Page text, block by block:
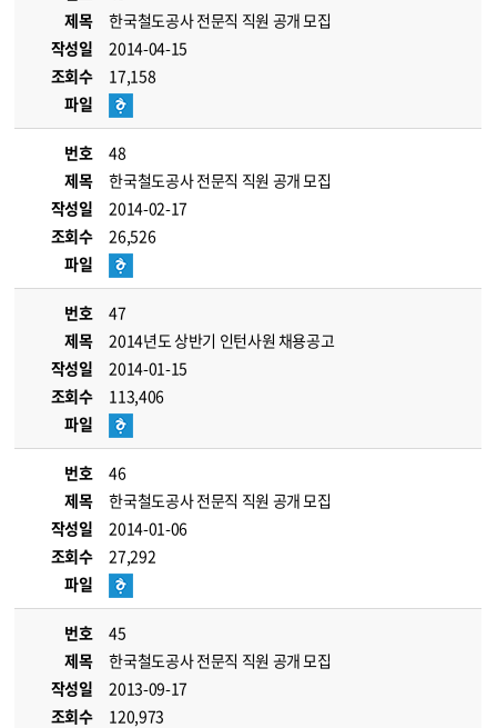
제목
한국철도공사 전문직 직원 공개 모집
작성일
2014-04-15
조회수
17,158
파일
번호
48
제목
한국철도공사 전문직 직원 공개 모집
작성일
2014-02-17
조회수
26,526
파일
번호
47
제목
2014년도 상반기 인턴사원 채용공고
작성일
2014-01-15
조회수
113,406
파일
번호
46
제목
한국철도공사 전문직 직원 공개 모집
작성일
2014-01-06
조회수
27,292
파일
번호
45
제목
한국철도공사 전문직 직원 공개 모집
작성일
2013-09-17
조회수
120,973